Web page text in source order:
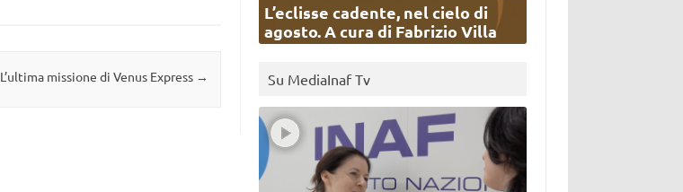
L’ultima missione di Venus Express →
L’eclisse cadente, nel cielo di
agosto. A cura di Fabrizio Villa
Su MediaInaf Tv